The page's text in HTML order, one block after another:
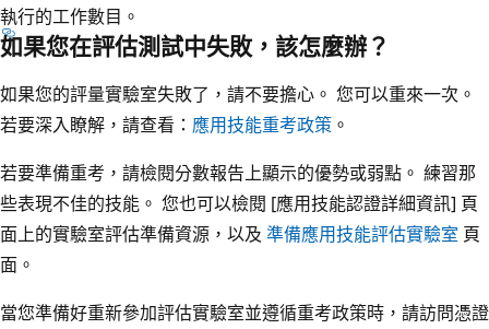
執行的工作數目。
如果您在評估測試中失敗，該怎麼辦？
如果您的評量實驗室失敗了，請不要擔心。 您可以重來一次。
若要深入瞭解，請查看： 應用技能重考政策 。
若要準備重考，請檢閱分數報告上顯示的優勢或弱點。 練習那
些表現不佳的技能。 您也可以檢閱 [應用技能認證詳細資訊] 頁
面上的實驗室評估準備資源，以及 準備應用技能評估實驗室 頁
面。
當您準備好重新參加評估實驗室並遵循重考政策時，請訪問憑證